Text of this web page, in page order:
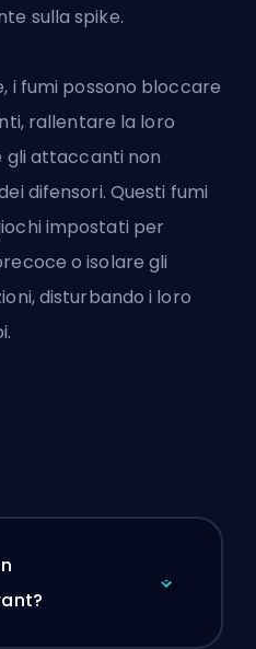
sulla spike.
i fumi possono bloccare
rallentare la loro
gli attaccanti non
difensori. Questi fumi
impostati per
o isolare gli
disturbando i loro